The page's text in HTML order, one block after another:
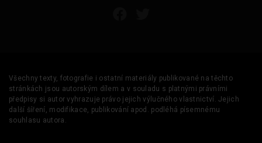
Všechny texty, fotografie i ostatní materiály publikované na těchto
stránkách jsou autorským dílem a v souladu s platnými právními
předpisy si autor vyhrazuje právo jejich výlučného vlastnictví. Jejich
další šíření, modifikace, publikování apod. podléhá písemnému
souhlasu autora.